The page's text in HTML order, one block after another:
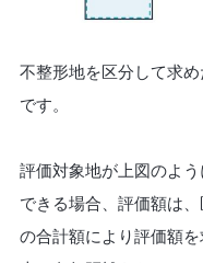
不整形地を区分して求
です。
評価対象地が上図のよ
できる場合、評価額は
の合計額により評価額